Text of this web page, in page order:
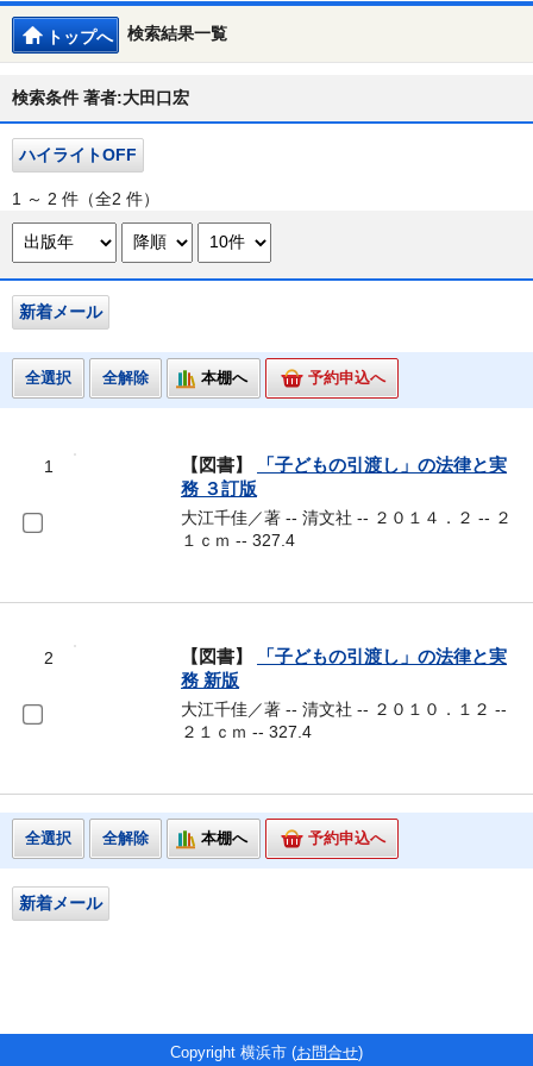
検索結果一覧
トップへ
検索条件 著者:大田口宏
ハイライトOFF
1 ～ 2 件（全2 件）
新着メール
全選択 全解除 本棚へ 予約申込へ
1 【図書】
「子どもの引渡し」の法律と実
務 ３訂版
大江千佳／著 -- 清文社 -- ２０１４．２ -- ２
１ｃｍ -- 327.4
2 【図書】
「子どもの引渡し」の法律と実
務 新版
大江千佳／著 -- 清文社 -- ２０１０．１２ --
２１ｃｍ -- 327.4
全選択 全解除 本棚へ 予約申込へ
新着メール
Copyright 横浜市 (お問合せ)